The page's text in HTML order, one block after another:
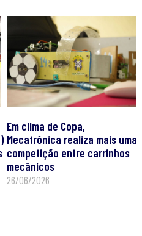
Em clima de Copa,
Mecatrônica realiza mais uma
competição entre carrinhos
mecânicos
26/06/2026